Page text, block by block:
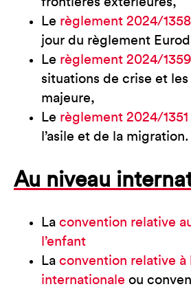
Le règlement 2024/1358
jour du règlement
Le règlement 2024/1359
situations de crise et
majeure,
Le règlement 2024/1351
l’asile et de la migration.
Au niveau
La convention relative
l’enfant
La convention relative à
internationale ou